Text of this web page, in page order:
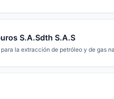
S.A.Sdth S.A.S
la extracción de petróleo y de gas